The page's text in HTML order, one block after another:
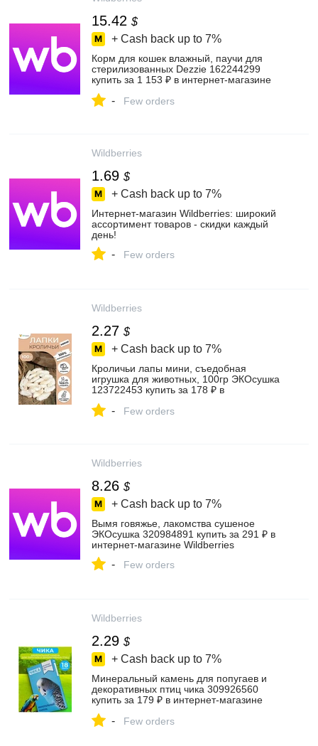
15.42 $
+ Cash back up to 7%
Корм для кошек влажный, паучи для
стерилизованных Dezzie 162244299
купить за 1 153 ₽ в интернет‑магазине
- Few orders
Wildberries
1.69 $
+ Cash back up to 7%
Интернет‑магазин Wildberries: широкий
ассортимент товаров - скидки каждый
день!
- Few orders
Wildberries
2.27 $
+ Cash back up to 7%
Кроличьи лапы мини, съедобная
игрушка для животных, 100гр ЭКОсушка
123722453 купить за 178 ₽ в
- Few orders
Wildberries
8.26 $
+ Cash back up to 7%
Вымя говяжье, лакомства сушеное
ЭКОсушка 320984891 купить за 291 ₽ в
интернет‑магазине Wildberries
- Few orders
Wildberries
2.29 $
+ Cash back up to 7%
Минеральный камень для попугаев и
декоративных птиц чика 309926560
купить за 179 ₽ в интернет‑магазине
- Few orders